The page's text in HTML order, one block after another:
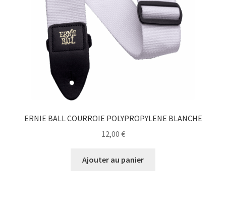
ERNIE BALL COURROIE POLYPROPYLENE BLANCHE
12,00 €
Ajouter au panier